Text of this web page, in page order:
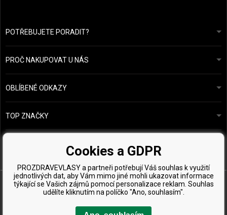
POTŘEBUJETE PORADIT?info@prozdravevlasy.cz
Odpovíme do 24 hodin.
PROČ NAKUPOVAT U NÁS
Obchodní podmínky
Ochrana osobních údajů
Přehled plateb a dopravy
OBLÍBENÉ ODKAZY
Náš příběh
TOP ZNAČKY
Kérastase
Paul Mitchell
Wella Professionals
Cookies a GDPR
PROZDRAVEVLASY a partneři potřebují Váš souhlas k využití
jednotlivých dat, aby Vám mimo jiné mohli ukazovat informace
týkající se Vašich zájmů pomocí personalizace reklam. Souhlas
udělíte kliknutím na políčko "Ano, souhlasím".